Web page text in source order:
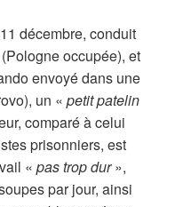
décembre, conduit
occupée), et
envoyé dans une
un «petit patelin
comparé à celui
prisonniers, est
«pas trop dur»,
par jour, ainsi